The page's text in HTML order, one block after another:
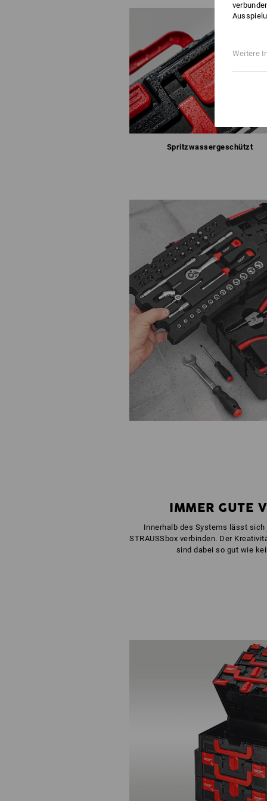
Spritzwassergeschützt
IMMER GUTE
Innerhalb des Systems lässt
STRAUSSbox verbinden. Der
sind dabei so gut wie
Weitere